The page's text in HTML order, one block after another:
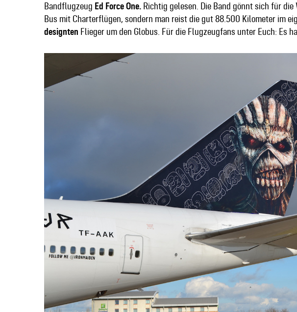
Bandflugzeug Ed Force One. Richtig gelesen. Die Band gönnt sich für
Bus mit Charterflügen, sondern man reist die gut 88.500 Kilometer im
designten Flieger um den Globus. Für die Flugzeugfans unter Euch: Es